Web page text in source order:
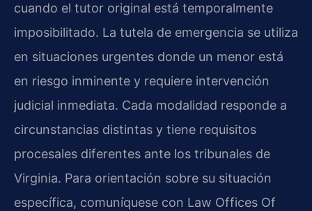
cuando el tutor original está temporalmente
imposibilitado. La tutela de emergencia se utiliza
en situaciones urgentes donde un menor está
en riesgo inminente y requiere intervención
judicial inmediata. Cada modalidad responde a
circunstancias distintas y tiene requisitos
procesales diferentes ante los tribunales de
Virginia. Para orientación sobre su situación
específica, comuníquese con Law Offices Of